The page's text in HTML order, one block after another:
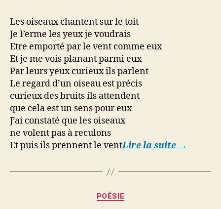
Les oiseaux chantent sur le toit
Je Ferme les yeux je voudrais
Etre emporté par le vent comme eux
Et je me vois planant parmi eux
Par leurs yeux curieux ils parlent
Le regard d’un oiseau est précis
curieux des bruits ils attendent
que cela est un sens pour eux
J’ai constaté que les oiseaux
ne volent pas à reculons
Et puis ils prennent le ventLire la suite →
Categories
POÉSIE